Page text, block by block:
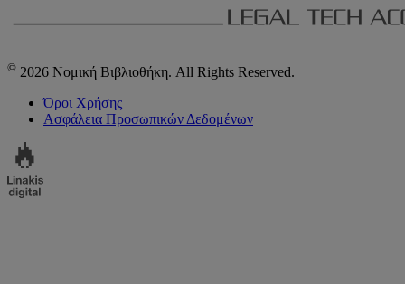
© 2026 Νομική Βιβλιοθήκη. All Rights Reserved.
Όροι Χρήσης
Ασφάλεια Προσωπικών Δεδομένων